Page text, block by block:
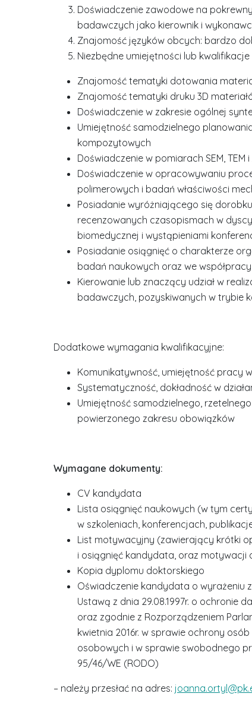
Doświadczenie zawodowe na
badawczych jako kierownik i
Znajomość języków obcych: bardzo
Niezbędne umiejętności lub
Znajomość tematyki dotowania
Znajomość tematyki druku 3D
Doświadczenie w zakresie ogólnej
Umiejętność samodzielnego
kompozytowych
Doświadczenie w pomiarach SEM,
Doświadczenie w opracowywaniu
polimerowych i badań właściwości
Posiadanie wyróżniającego się
recenzowanych czasopismach w
biomedycznej i wystąpieniami
Posiadanie osiągnięć o charakterze
badań naukowych oraz we współpracy
Kierowanie lub znaczący udział w
badawczych, pozyskiwanych w trybie
Dodatkowe wymagania kwalifikacyjne:
Komunikatywność, umiejętność pracy
Systematyczność, dokładność w
Umiejętność samodzielnego,
powierzonego zakresu obowiązków
Wymagane dokumenty:
CV kandydata
Lista osiągnięć naukowych (w tym
w szkoleniach, konferencjach,
List motywacyjny (zawierający krótki
i osiągnięć kandydata, oraz motywacji
Kopia dyplomu doktorskiego
Oświadczenie kandydata o wyrażeniu
Ustawą z dnia 29.08.1997r. o ochronie
oraz zgodnie z Rozporządzeniem
kwietnia 2016r. w sprawie ochrony
osobowych i w sprawie swobodnego
95/46/WE (RODO)
– należy przesłać na adres: